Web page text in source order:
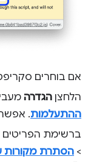
אם בוחרים
הלחצן הגדרה
ההתעלמות.
ברשימת
> הסתרת מקורות